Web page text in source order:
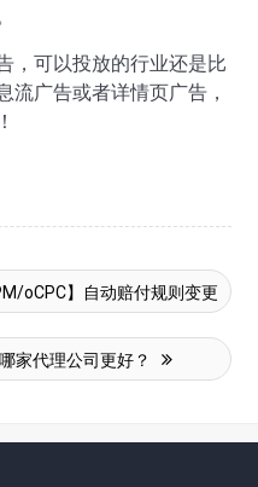
，可以投放的行业还是比
流广告或者详情页广告，
oCPC】自动赔付规则变更
家代理公司更好？